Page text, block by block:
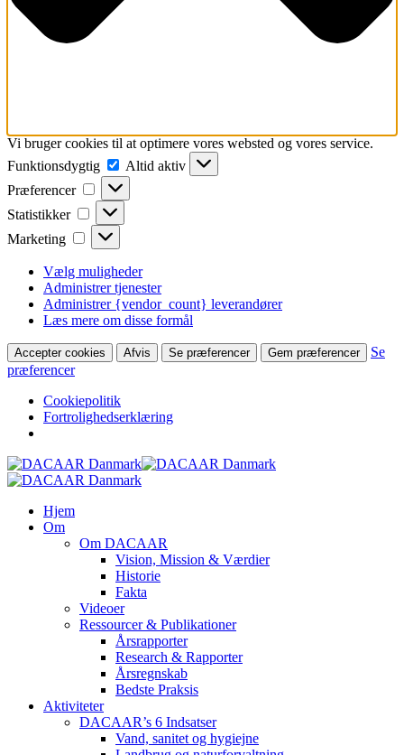
Vi bruger cookies til at optimere vores websted og vores service.
Funktionsdygtig
Funktionsdygtig
Altid aktiv
Præferencer
Præferencer
Statistikker Statistikker
Marketing Marketing
Vælg muligheder
Administrer tjenester
Administrer {vendor_count} leverandører
Læs mere om disse formål
Accepter cookies Afvis Se præferencer Gem præferencer
Se
præferencer
Cookiepolitik
Fortrolighedserklæring
Skip
to
content
search
Menu
Hjem
Om
Om DACAAR
Vision, Mission & Værdier
Historie
Fakta
Videoer
Ressourcer & Publikationer
Årsrapporter
Research & Rapporter
Årsregnskab
Bedste Praksis
Aktiviteter
DACAAR’s 6 Indsatser
Vand, sanitet og hygiejne